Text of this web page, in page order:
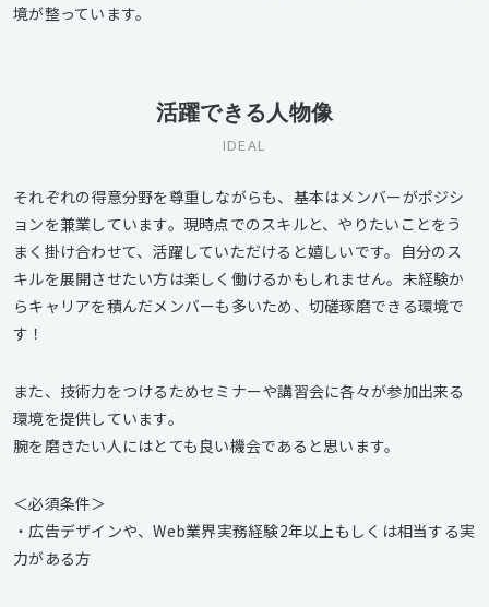
境が整っています。
活躍できる人物像
IDEAL
それぞれの得意分野を尊重しながらも、基本はメンバーがポジシ
ョンを兼業しています。現時点でのスキルと、やりたいことをう
まく掛け合わせて、活躍していただけると嬉しいです。自分のス
キルを展開させたい方は楽しく働けるかもしれません。未経験か
らキャリアを積んだメンバーも多いため、切磋琢磨できる環境で
す！
また、技術力をつけるためセミナーや講習会に各々が参加出来る
環境を提供しています。
腕を磨きたい人にはとても良い機会であると思います。
＜必須条件＞
・広告デザインや、Web業界実務経験2年以上もしくは相当する実
力がある方